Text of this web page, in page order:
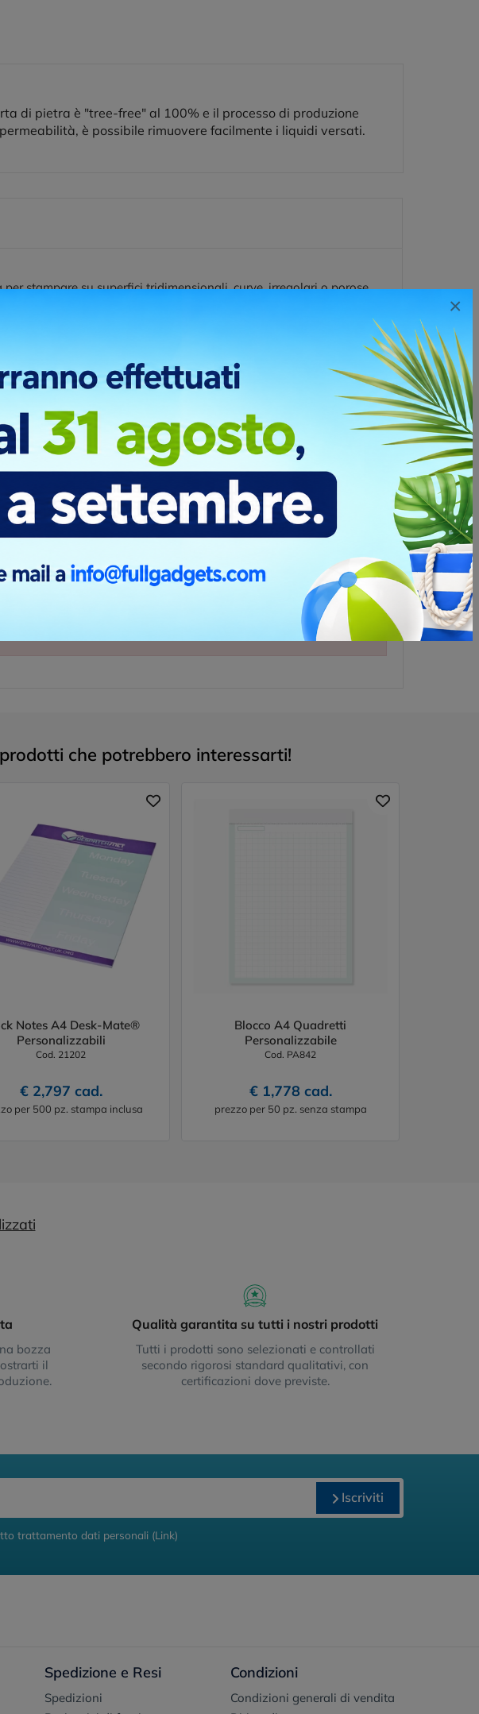
×
di pietra è "tree-free" al 100% e il processo di produzione
è possibile rimuovere facilmente i liquidi versati.
stampare su superfici tridimensionali, curve, irregolari o porose,
che potrebbero interessarti!
Notes A4 Desk-Mate®
Personalizzabili
Cod. 21202
€ 2,797 cad.
per 500 pz. stampa inclusa
Blocco A4 Quadretti
Personalizzabile
Cod. PA842
€ 1,778 cad.
prezzo per 50 pz. senza stampa
bozza
il
Qualità garantita su tutti i nostri prodotti
Tutti i prodotti sono selezionati e controllati
secondo rigorosi standard qualitativi, con
certificazioni dove previste.
Iscriviti
trattamento dati personali (Link)
Spedizione e Resi
Spedizioni
Condizioni
Condizioni generali di vendita